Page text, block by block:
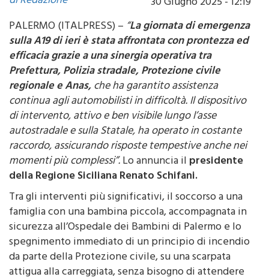
La giornata di emergenza
sulla A19 di ieri è stata affrontata con prontezza ed
efficacia grazie a una sinergia operativa tra
Prefettura, Polizia stradale, Protezione civile
regionale e Anas,che ha garantito assistenza
continua agli automobilisti in difficoltà. Il dispositivo
di intervento, attivo e ben visibile lungo l’asse
autostradale e sulla Statale, ha operato in costante
raccordo, assicurando risposte tempestive anche nei
momenti più complessi”.Lo annuncia ilpresidente
della Regione Siciliana Renato Schifani.
Tra gli interventi più significativi, il soccorso a una
famiglia con una bambina piccola, accompagnata in
sicurezza all’Ospedale dei Bambini di Palermo e lo
spegnimento immediato di un principio di incendio
da parte della Protezione civile, su una scarpata
attigua alla carreggiata, senza bisogno di attendere
Vigili del fuoco o Forestale. I volontari erano anche